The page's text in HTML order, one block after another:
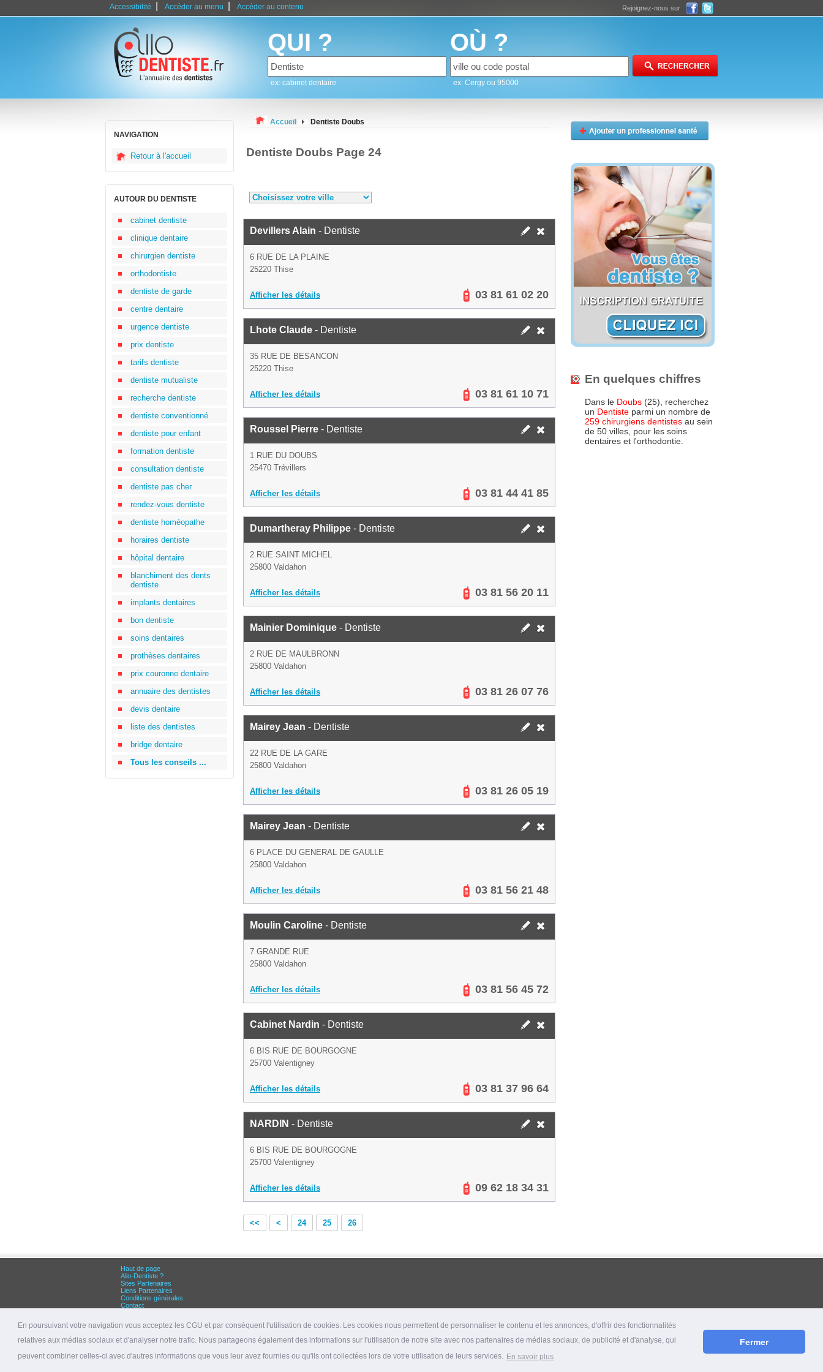
En poursuivant votre navigation vous acceptez les CGU et par conséquent l'utilisation de cookies. Les cookies nous permettent de personnaliser le contenu et les annonces, d'offrir des fonctionnalités
relatives aux médias sociaux et d'analyser notre trafic. Nous partageons également des informations sur l'utilisation de notre site avec nos partenaires de médias sociaux, de publicité et d'analyse, qui
peuvent combiner celles-ci avec d'autres informations que vous leur avez fournies ou qu'ils ont collectées lors de votre utilisation de leurs services. En savoir plus
Fermer
Accessibilité Accéder au menu Accéder au contenu Rejoignez-nous sur
QUI ?
ex: cabinet dentaire
OÙ ?
ex: Cergy ou 95000
NAVIGATION
Retour à l'accueil
AUTOUR DU DENTISTE
cabinet dentiste
clinique dentaire
chirurgien dentiste
orthodontiste
dentiste de garde
centre dentaire
urgence dentiste
prix dentiste
tarifs dentiste
dentiste mutualiste
recherche dentiste
dentiste conventionné
dentiste pour enfant
formation dentiste
consultation dentiste
dentiste pas cher
rendez-vous dentiste
dentiste homéopathe
horaires dentiste
hôpital dentaire
blanchiment des dents
dentiste
implants dentaires
bon dentiste
soins dentaires
prothèses dentaires
prix couronne dentaire
annuaire des dentistes
devis dentaire
liste des dentistes
bridge dentaire
Tous les conseils ...
Accueil Dentiste Doubs
Dentiste Doubs Page 24
Devillers Alain - Dentiste
6 RUE DE LA PLAINE
25220 Thise
Afficher les détails 03 81 61 02 20
Lhote Claude - Dentiste
35 RUE DE BESANCON
25220 Thise
Afficher les détails 03 81 61 10 71
Roussel Pierre - Dentiste
1 RUE DU DOUBS
25470 Trévillers
Afficher les détails 03 81 44 41 85
Dumartheray Philippe - Dentiste
2 RUE SAINT MICHEL
25800 Valdahon
Afficher les détails 03 81 56 20 11
Mainier Dominique - Dentiste
2 RUE DE MAULBRONN
25800 Valdahon
Afficher les détails 03 81 26 07 76
Mairey Jean - Dentiste
22 RUE DE LA GARE
25800 Valdahon
Afficher les détails 03 81 26 05 19
Mairey Jean - Dentiste
6 PLACE DU GENERAL DE GAULLE
25800 Valdahon
Afficher les détails 03 81 56 21 48
Moulin Caroline - Dentiste
7 GRANDE RUE
25800 Valdahon
Afficher les détails 03 81 56 45 72
Cabinet Nardin - Dentiste
6 BIS RUE DE BOURGOGNE
25700 Valentigney
Afficher les détails 03 81 37 96 64
NARDIN - Dentiste
6 BIS RUE DE BOURGOGNE
25700 Valentigney
Afficher les détails 09 62 18 34 31
<< < 24 25 26
En quelques chiffres
Dans le Doubs (25), recherchez
un Dentiste parmi un nombre de
259 chirurgiens dentistes au sein
de 50 villes, pour les soins
dentaires et l'orthodontie.
Haut de page
Allo-Dentiste ?
Sites Partenaires
Liens Partenaires
Conditions générales
Contact
Dentiste Lyon